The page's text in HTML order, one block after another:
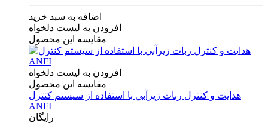
اضافه به سبد خرید
افزودن به لیست دلخواه
مقایسه این محصول
افزودن به لیست دلخواه
مقایسه این محصول
هدايت و كنترل ربات زيرآبي با استفاده از سيستم كنترل
ANFI
رایگان